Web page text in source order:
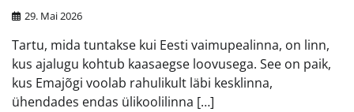
29. Mai 2026
Tartu, mida tuntakse kui Eesti vaimupealinna, on linn,
kus ajalugu kohtub kaasaegse loovusega. See on paik,
kus Emajõgi voolab rahulikult läbi kesklinna,
ühendades endas ülikoolilinna […]